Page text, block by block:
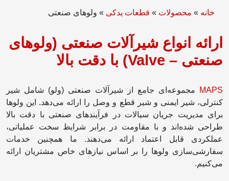
خانه » محصولات » قطعات یدکی » ولوهای صنعتی
ارائه انواع شیرآلات صنعتی (ولوهای
صنعتی – Valve) با دقت بالا
MAPS
مجموعه‌ای جامع از شیرآلات صنعتی (ولو) شامل شیر
کنترلی، شیر ایمنی و شیر قطع و وصل را ارائه می‌دهد. این ولوها
برای مدیریت جریان سیالات در فرآیندهای صنعتی با دقت بالا
طراحی شده‌اند و با مقاومت در برابر شرایط سخت عملیاتی،
عملکردی قابل اعتماد ارائه می‌دهند. ما همچنین خدمات
سفارشی‌سازی ولوها را بر اساس نیازهای خاص مشتریان ارائه
می‌کنیم.